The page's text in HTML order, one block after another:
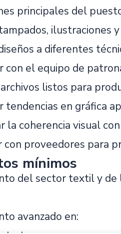
principales del
ilustraciones
a diferentes
con el equipo de
listos para
tendencias en gráfica
la coherencia visual
con proveedores para
mínimos
del sector textil y de
avanzado en: